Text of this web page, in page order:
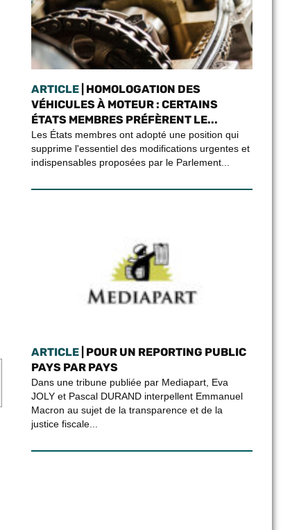
ARTICLE| HOMOLOGATION DES
VÉHICULES À MOTEUR : CERTAINS
ÉTATS MEMBRES PRÉFÈRENT LE...
Les États membres ont adopté une position qui
supprime l'essentiel des modifications urgentes et
indispensables proposées par le Parlement...
ARTICLE| POUR UN REPORTING PUBLIC
PAYS PAR PAYS
Dans une tribune publiée par Mediapart, Eva
JOLY et Pascal DURAND interpellent Emmanuel
Macron au sujet de la transparence et de la
justice fiscale...